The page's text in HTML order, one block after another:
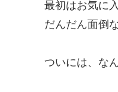
最初はお気に
だんだん面倒
ついには、な